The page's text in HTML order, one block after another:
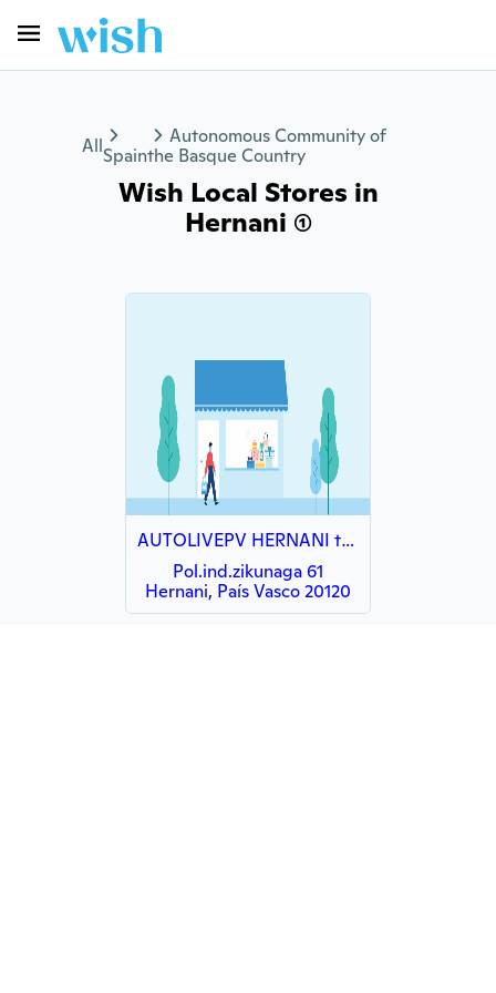
AllSpain
Autonomous Community of
the Basque Country
Wish Local Stores in
Hernani (1)
AUTOLIVEPV HERNANI taller mecanico y tienda de repuestos
Pol.ind.zikunaga 61
Hernani, País Vasco 20120